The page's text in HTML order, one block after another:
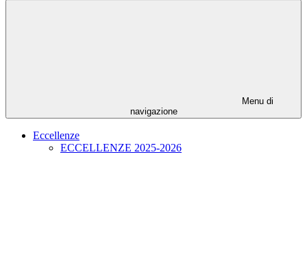
Menu di
navigazione
Eccellenze
ECCELLENZE 2025-2026